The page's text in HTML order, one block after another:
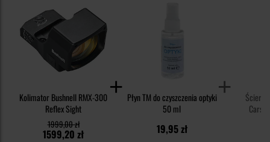
Kolimator Bushnell RMX-300
Reflex Sight
1599,20 zł
1999,00 zł
Płyn TM do czyszczenia optyki
50 ml
19,95 zł